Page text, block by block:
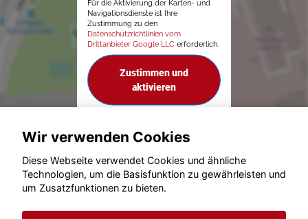
Für die Aktivierung der Karten- und
Navigationsdienste ist Ihre
Zustimmung zu den
Datenschutzrichtlinien vom
Drittanbieter Google LLC erforderlich.
Zustimmen und
aktivieren
© konjunkturmotor.de GmbH 2020 - 2026
Wir verwenden Cookies
Diese Webseite verwendet Cookies und ähnliche
Technologien, um die Basisfunktion zu gewährleisten und
um Zusatzfunktionen zu bieten.